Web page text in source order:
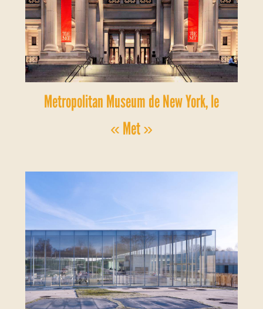
Metropolitan Museum de New York, le
« Met »